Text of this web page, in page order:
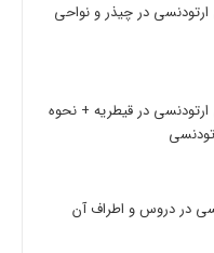
در چیذر و نواحی
در قیطریه + نحوه
در دروس و اطراف آن